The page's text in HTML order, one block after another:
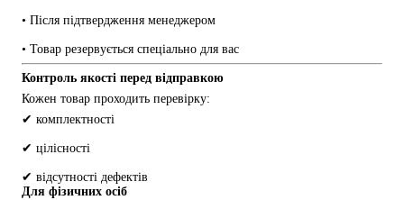
• Після підтвердження менеджером
• Товар резервується спеціально для вас
Контроль якості перед відправкою
Кожен товар проходить перевірку:
✔ комплектності
✔ цілісності
✔ відсутності дефектів
Для фізичних осіб